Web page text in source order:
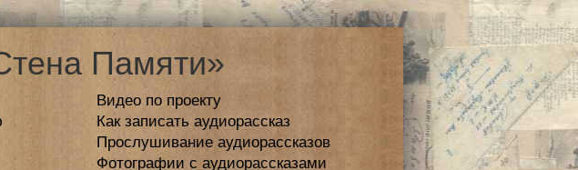
Памяти»
Видео по проекту
Как записать аудиорассказ
Прослушивание аудиорассказов
Фотографии с аудиорассказами